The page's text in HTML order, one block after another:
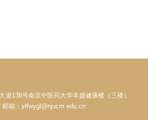
道138号南京中医药大学丰盛健康楼（三楼）
邮箱：ylfwygl@njucm.edu.cn